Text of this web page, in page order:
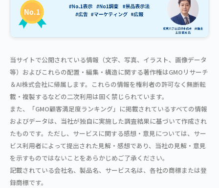
当サイトで公開されている情報（文字、写真、イラスト、画像データ
等）およびこれらの配置・編集・構造に関する著作権はGMOリサーチ
＆AI株式会社に帰属します。これらの情報を権利者の許可なく無断転
載・複製するなどの二次利用は固く禁じられています。
また、「GMO顧客満足度ランキング」に掲載されているすべての情報
およびデータは、当社が独自に実施した調査結果に基づいて作成され
たものです。ただし、サービスに関する感想・意見については、サー
ビス利用者によって提出された見解・感想であり、当社の見解・意見
を示すものではないことをあらかじめご了承ください。
記載されている会社名、製品名、サービス名は、各社の商標または登
録商標です。